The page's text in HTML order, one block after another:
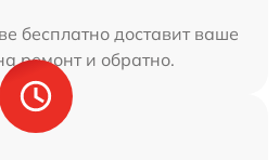
бесплатно доставит ваше
ремонт и обратно.